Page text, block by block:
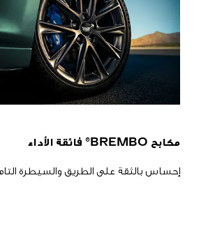
مكابح BREMBO® فائقة الأداء
إحساس بالثقة على الطريق والسيطرة التامة